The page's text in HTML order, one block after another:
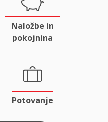
Naložbe in
pokojnina
Potovanje